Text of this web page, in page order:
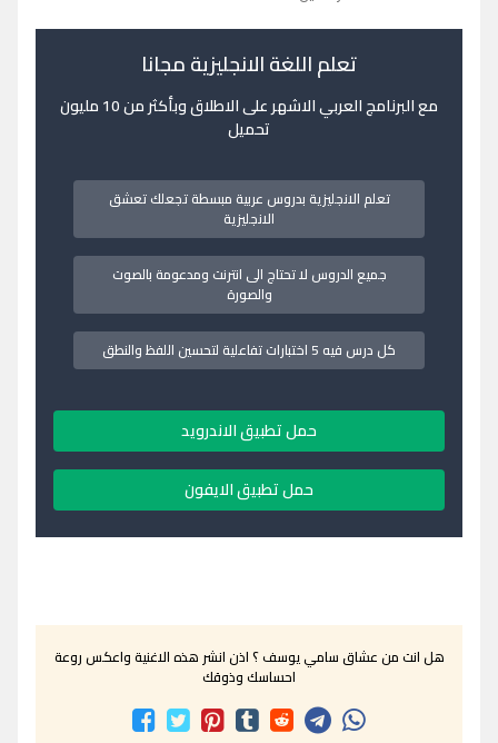
تعلم اللغة الانجليزية مجانا
مع البرنامج العربي الاشهر على الاطلاق وبأكثر من 10 مليون
تحميل
تعلم الانجليزية بدروس عربية مبسطة تجعلك تعشق
الانجليزية
جميع الدروس لا تحتاج الى انترنت ومدعومة بالصوت
والصورة
كل درس فيه 5 اختبارات تفاعلية لتحسين اللفظ والنطق
حمل تطبيق الاندرويد
حمل تطبيق الايفون
هل انت من عشاق سامي يوسف ؟ اذن انشر هذه الاغنية واعكس روعة
احساسك وذوقك